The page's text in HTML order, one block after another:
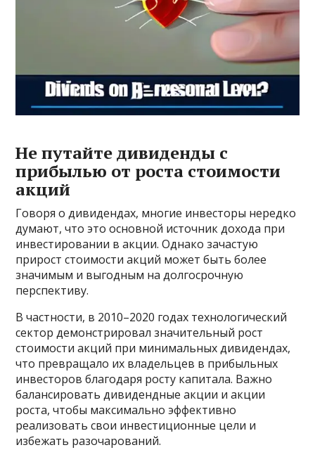
Не путайте дивиденды с
прибылью от роста стоимости
акций
Говоря о дивидендах, многие инвесторы нередко
думают, что это основной источник дохода при
инвестировании в акции. Однако зачастую
прирост стоимости акций может быть более
значимым и выгодным на долгосрочную
перспективу.
В частности, в 2010–2020 годах технологический
сектор демонстрировал значительный рост
стоимости акций при минимальных дивидендах,
что превращало их владельцев в прибыльных
инвесторов благодаря росту капитала. Важно
балансировать дивидендные акции и акции
роста, чтобы максимально эффективно
реализовать свои инвестиционные цели и
избежать разочарований.